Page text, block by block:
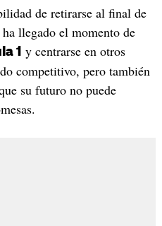
de retirarse al final de
llegado el momento de
1 y centrarse en otros
competitivo, pero también
su futuro no puede